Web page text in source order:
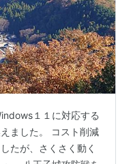
１１に対応する
ました。 コスト削減
たが、さくさく動く